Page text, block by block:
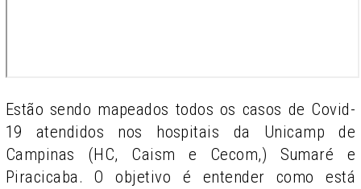
Estão sendo mapeados todos os casos de Covid-
19 atendidos nos hospitais da Unicamp de
Campinas (HC, Caism e Cecom,) Sumaré e
Piracicaba. O objetivo é entender como está